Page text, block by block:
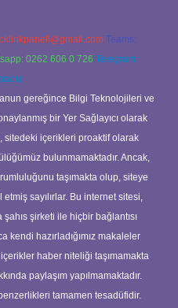
Teams:
0262 606 0 726 Telegram:
gereğince Bilgi Teknolojileri ve
bir Yer Sağlayıcı olarak
sitedeki içerikleri proaktif olarak
bulunmamaktadır. Ancak,
taşımakta olup, siteye
sayılırlar. Bu internet sitesi,
şirketi ile hiçbir bağlantısı
kendi hazırladığımız makaleler
haber niteliği taşımamakta
paylaşım yapılmamaktadır.
tamamen tesadüfidir.